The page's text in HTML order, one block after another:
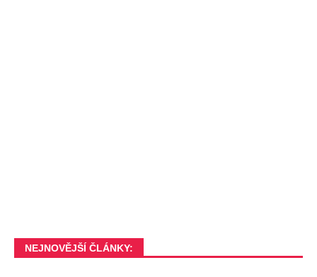
NEJNOVĚJŠÍ ČLÁNKY: